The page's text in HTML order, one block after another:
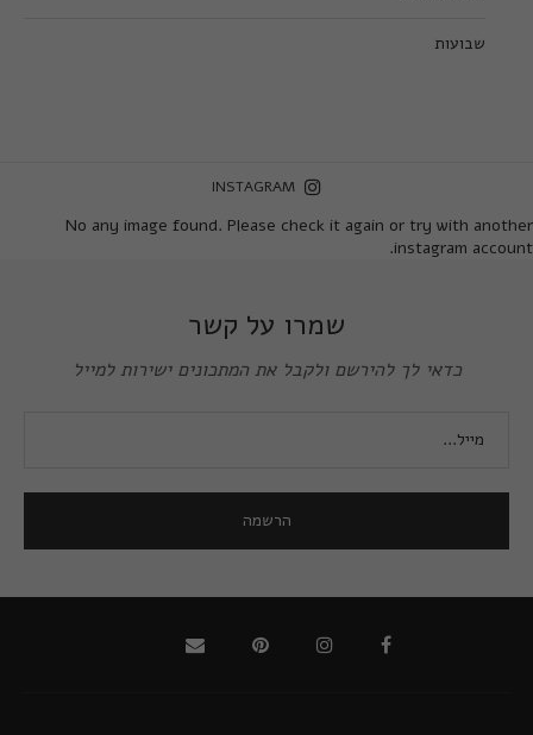
שבועות
INSTAGRAM
No any image found. Please check it again or try with another
instagram account.
שמרו על קשר
כדאי לך להירשם ולקבל את המתכונים ישירות למייל